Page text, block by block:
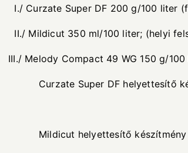
DF 200 g/100 liter
ml/100 liter; (helyi
49 WG 150 g/100 liter
DF helyettesítő
R, Kupfer
készítmény –